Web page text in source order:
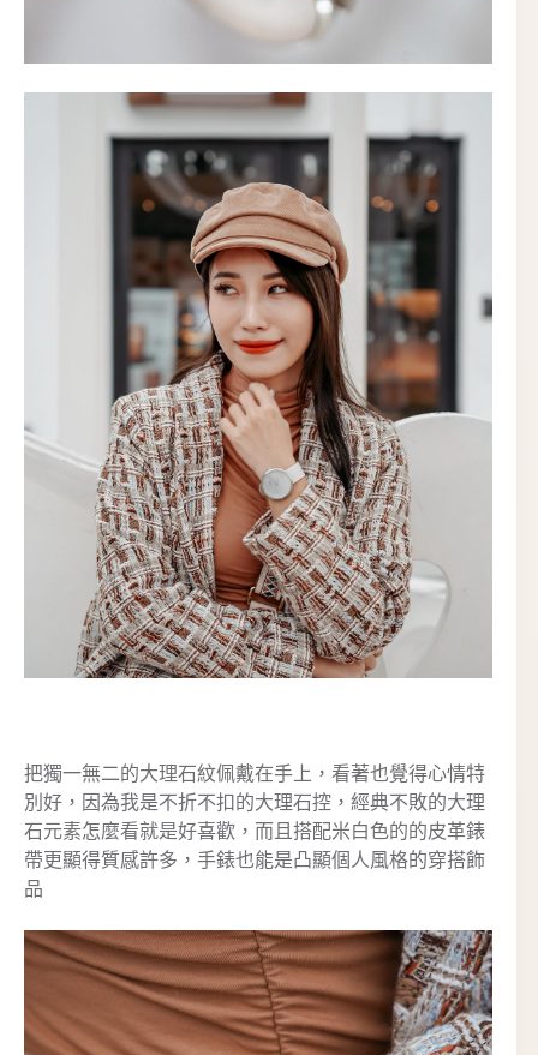
把獨一無二的大理石紋佩戴在手上，看著也覺得心情特
別好，因為我是不折不扣的大理石控，經典不敗的大理
石元素怎麼看就是好喜歡，而且搭配米白色的的皮革錶
帶更顯得質感許多，手錶也能是凸顯個人風格的穿搭飾
品